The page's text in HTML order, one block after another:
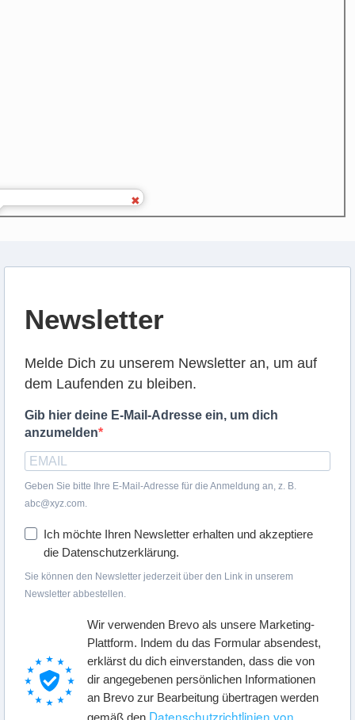
Newsletter
Melde Dich zu unserem Newsletter an, um auf
dem Laufenden zu bleiben.
Gib hier deine E-Mail-Adresse ein, um dich
anzumelden
Geben Sie bitte Ihre E-Mail-Adresse für die Anmeldung an, z. B.
abc@xyz.com.
Ich möchte Ihren Newsletter erhalten und akzeptiere
die Datenschutzerklärung.
Sie können den Newsletter jederzeit über den Link in unserem
Newsletter abbestellen.
Wir verwenden Brevo als unsere Marketing-
Plattform. Indem du das Formular absendest,
erklärst du dich einverstanden, dass die von
dir angegebenen persönlichen Informationen
an Brevo zur Bearbeitung übertragen werden
gemäß den Datenschutzrichtlinien von